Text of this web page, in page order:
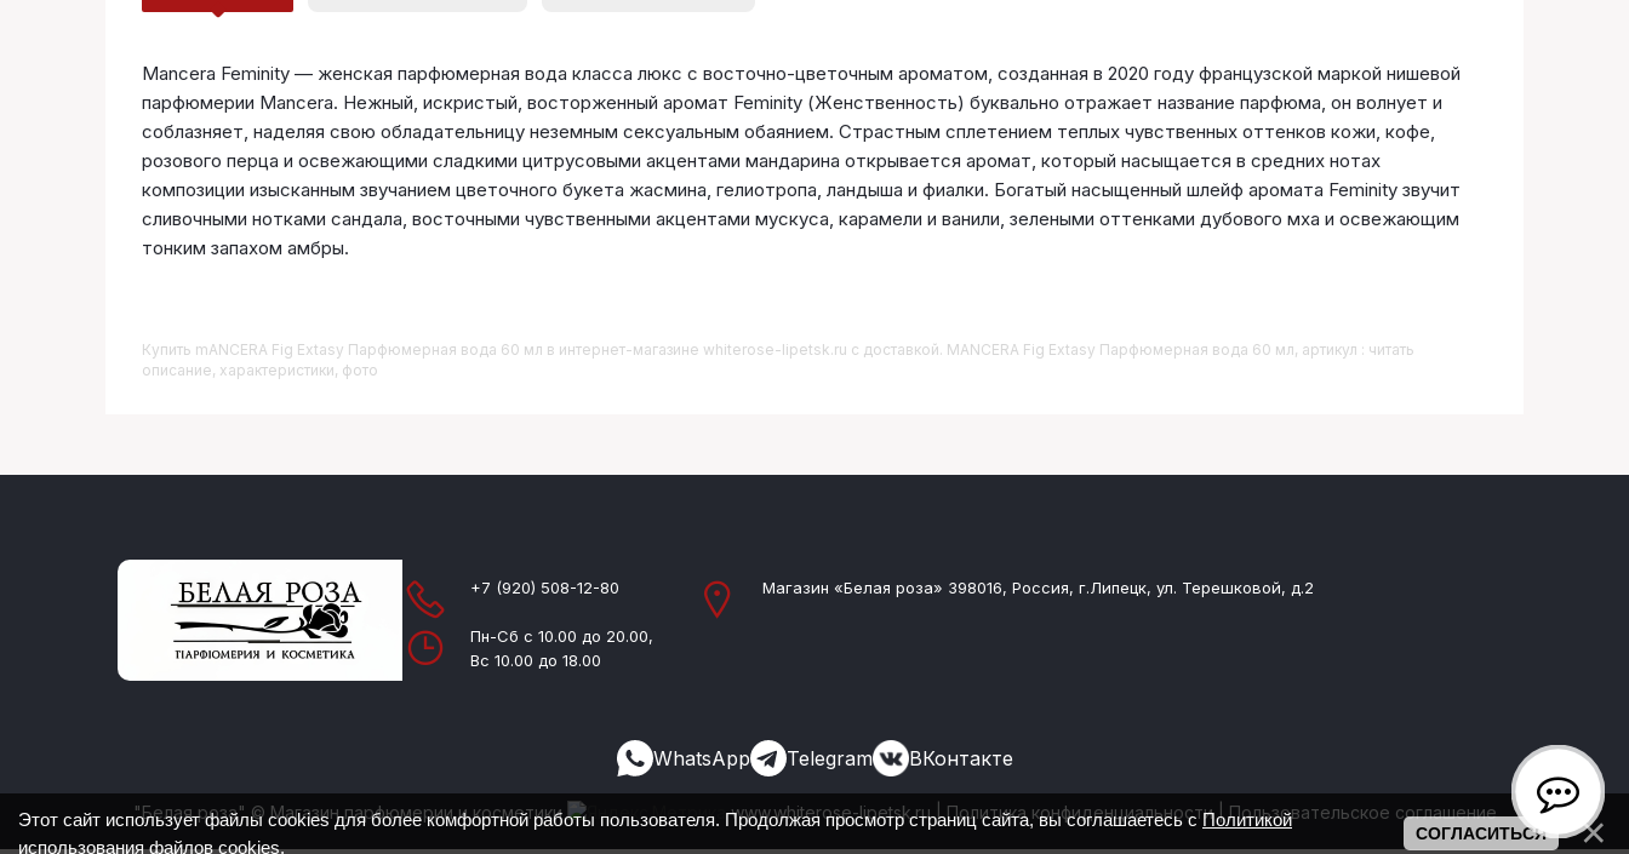
Mancera Feminity — женская парфюмерная вода класса люкс с восточно-цветочным ароматом, созданная в 2020 году французской маркой нишевой
парфюмерии Mancera. Нежный, искристый, восторженный аромат Feminity (Женственность) буквально отражает название парфюма, он волнует и
соблазняет, наделяя свою обладательницу неземным сексуальным обаянием. Страстным сплетением теплых чувственных оттенков кожи, кофе,
розового перца и освежающими сладкими цитрусовыми акцентами мандарина открывается аромат, который насыщается в средних нотах
композиции изысканным звучанием цветочного букета жасмина, гелиотропа, ландыша и фиалки. Богатый насыщенный шлейф аромата Feminity звучит
сливочными нотками сандала, восточными чувственными акцентами мускуса, карамели и ванили, зелеными оттенками дубового мха и освежающим
тонким запахом амбры.
Купить MANCERA Fig Extasy Парфюмерная вода 60 мл в интернет-магазине whiterose-lipetsk.ru с доставкой. MANCERA Fig Extasy Парфюмерная вода 60 мл, артикул : читать
описание, характеристики, фото
+7 (920) 508-12-80 Магазин «Белая роза» 398016, Россия, г.Липецк, ул. Терешковой, д.2
Пн-Сб с 10.00 до 20.00,
Вс 10.00 до 18.00
WhatsApp Telegram ВКонтакте
"Белая роза" © Магазин парфюмерии и косметики www.whiterose-lipetsk.ru|Политика конфиденциальности|Пользовательское соглашение
Этот сайт использует файлы cookies для более комфортной работы пользователя. Продолжая просмотр страниц сайта, вы соглашаетесь сПолитикой
использования файлов cookies.
СОГЛАСИТЬСЯ